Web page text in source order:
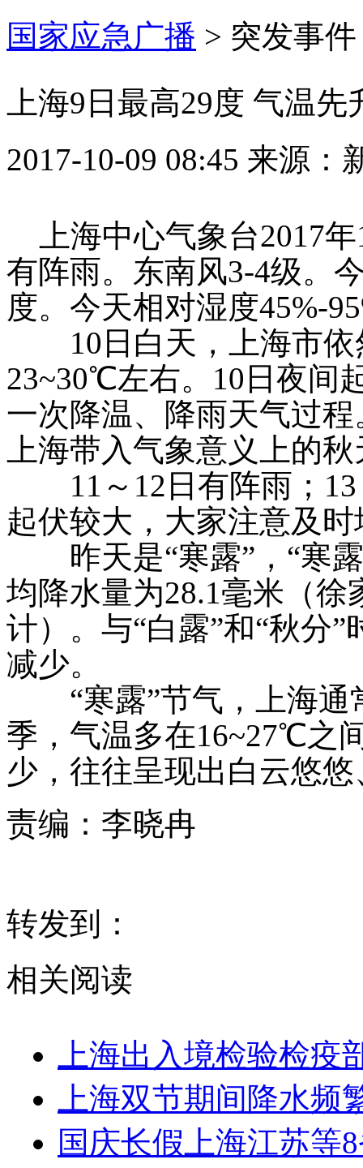
国家应急广播 > 突发事件
上海9日最高29度 气温
2017-10-09 08:45 来源：
上海中心气象台2017
有阵雨。东南风3-4级。
度。今天相对湿度45%-
10日白天，
上海市依
23~30℃左右。10日夜间
一次降温、降雨天气过程
上海带入气象意义上的
11～12日有阵雨；
起伏较大，大家注意及
昨天是“寒露”，“寒
均降水量为28.1毫米（徐
计）。与“白露”和“秋分
减少。
“寒露”节气，上海
季，气温多在16~27℃之
少，往往呈现出白云悠
责编： 李晓冉
转发到：
相关阅读
上海出入境检验检
上海双节期间降水频
国庆长假上海江苏等